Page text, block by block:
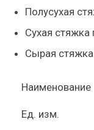
Полусухая
Сухая стяжка
Сырая
Наименование
Ед. изм.